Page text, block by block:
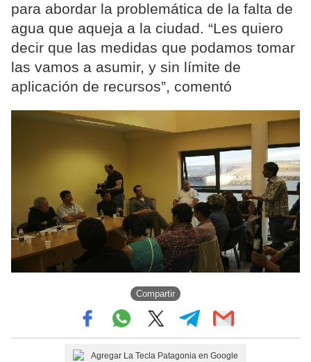
para abordar la problemática de la falta de
agua que aqueja a la ciudad. “Les quiero
decir que las medidas que podamos tomar
las vamos a asumir, y sin límite de
aplicación de recursos”, comentó
Compartir
Agregar La Tecla Patagonia en Google